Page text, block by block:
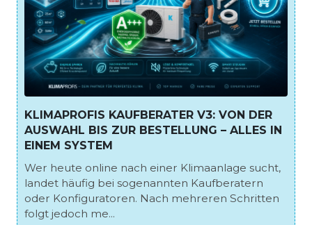
KLIMAPROFIS KAUFBERATER V3: VON DER
AUSWAHL BIS ZUR BESTELLUNG – ALLES IN
EINEM SYSTEM
Wer heute online nach einer Klimaanlage sucht,
landet häufig bei sogenannten Kaufberatern
oder Konfiguratoren. Nach mehreren Schritten
folgt jedoch me...